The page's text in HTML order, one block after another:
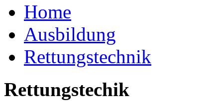
Home
Ausbildung
Rettungstechnik
Rettungstechik